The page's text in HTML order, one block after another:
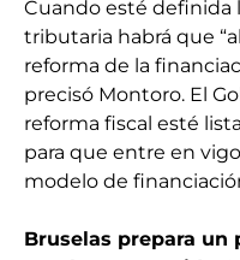
Cuando esté definida
tributaria habrá que
reforma de la
precisó Montoro. El
reforma fiscal esté
para que entre en
modelo de
Bruselas prepara un